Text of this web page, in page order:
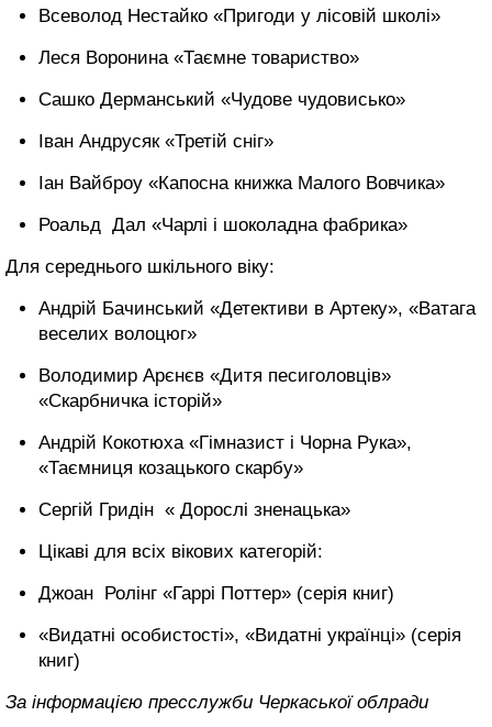
Всеволод Нестайко «Пригоди у лісовій школі»
Леся Воронина «Таємне товариство»
Сашко Дерманський «Чудове чудовисько»
Іван Андрусяк «Третій сніг»
Іан Вайброу «Капосна книжка Малого Вовчика»
Роальд Дал «Чарлі і шоколадна фабрика»
Для середнього шкільного віку:
Андрій Бачинський «Детективи в Артеку», «Ватага
веселих волоцюг»
Володимир Арєнєв «Дитя песиголовців»
«Скарбничка історій»
Андрій Кокотюха «Гімназист і Чорна Рука»,
«Таємниця козацького скарбу»
Сергій Гридін « Дорослі зненацька»
Цікаві для всіх вікових категорій:
Джоан Ролінг «Гаррі Поттер» (серія книг)
«Видатні особистості», «Видатні українці» (серія
книг)
За інформацією пресслужби Черкаської облради